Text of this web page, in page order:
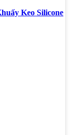
Keo Silicone